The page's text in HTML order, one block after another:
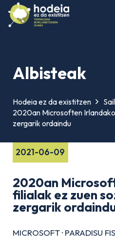
Albisteak
Hodeia ez da existitzen
2020an Microsoften
zergarik ordaindu
2021-06-09
2020an
filialak ez zuen
zergarik
MICROSOFT· PARADISU